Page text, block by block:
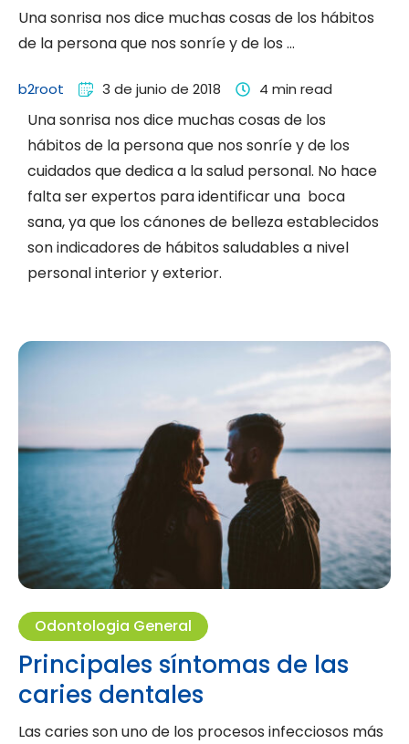
Una sonrisa nos dice muchas cosas de los hábitos
de la persona que nos sonríe y de los …
b2root 3 de junio de 2018 4 min read
Una sonrisa nos dice muchas cosas de los
hábitos de la persona que nos sonríe y de los
cuidados que dedica a la salud personal. No hace
falta ser expertos para identificar una boca
sana, ya que los cánones de belleza establecidos
son indicadores de hábitos saludables a nivel
personal interior y exterior.
Odontologia General
Principales síntomas de las
caries dentales
Las caries son uno de los procesos infecciosos más